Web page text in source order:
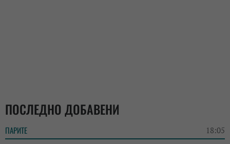
ПОСЛЕДНО ДОБАВЕНИ
ПАРИТЕ 18:05